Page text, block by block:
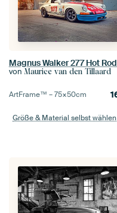
von Maurice van den Tillaard
ArtFrame™ –75×50cm
Größe & Material selbst wählen